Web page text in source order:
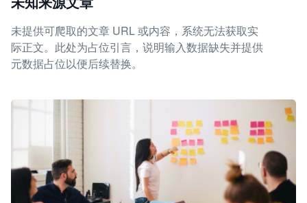
未提供可爬取的文章 URL 或内容，系统无法获取实
际正文。此处为占位引言，说明输入数据缺失并提供
元数据占位以便后续替换。